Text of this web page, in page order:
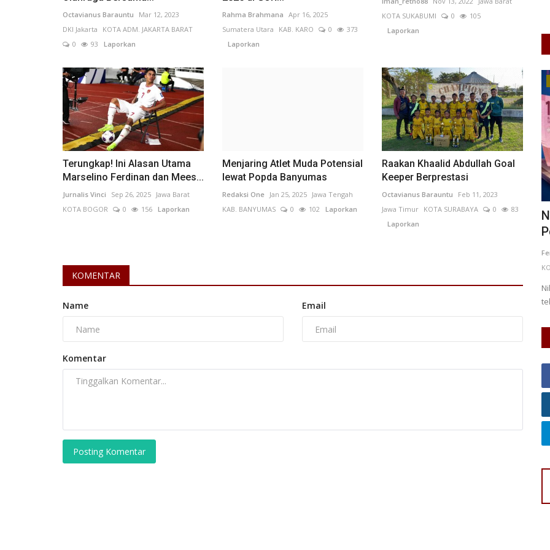
Octavianus Barauntu
Mar 12, 2023
DKI Jakarta
KOTA ADM. JAKARTA BARAT
0
93 Laporkan
Rahma Brahmana Apr 16, 2025
Sumatera Utara
KAB. KARO 0
373
Laporkan
KOTA SUKABUMI
0
105
Laporkan
Terungkap! Ini Alasan Utama
Marselino Ferdinan dan Mees...
Jurnalis Vinci Sep 26, 2025 Jawa Barat
KOTA BOGOR
0 156 Laporkan
Menjaring Atlet Muda Potensial
lewat Popda Banyumas
Redaksi One Jan 25, 2025
Jawa Tengah
KAB. BANYUMAS
0 102 Laporkan
Raakan Khaalid Abdullah Goal
Keeper Berprestasi
Octavianus Barauntu
Feb 11, 2023
Jawa Timur
KOTA SURABAYA 0
83
Laporkan
KOMENTAR
Name Email
Komentar
Posting Komentar
Pelanggaran
Sampah Berserakan di Sejumlah Titik,
147Laporkan
Dinas Lingkungan Hidup (DLH) Kota Tasikmalaya rutin
Nilai Tukar Rupiah Masih Tertekan,
Pelaku Usaha Diminta...
Nilai tukar rupiah terhadap dolar AS masih mengalami
tekanan akibat kondisi ekonomi...